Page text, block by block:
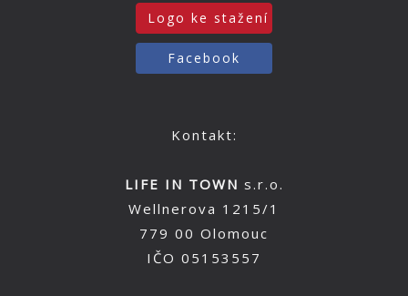
Logo ke stažení
Facebook
Kontakt:
LIFE IN TOWN s.r.o.
Wellnerova 1215/1
779 00 Olomouc
IČO 05153557